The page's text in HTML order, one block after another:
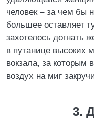
человек – за чем бы
большее оставляет
захотелось догнать
в путанице высоких
вокзала, за которым
воздух на миг
3.